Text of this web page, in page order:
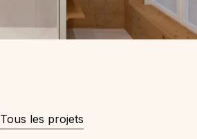
Tous les projets